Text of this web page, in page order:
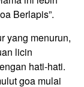
Berlapis”.
yang menurun,
licin
hati-hati.
goa mulai